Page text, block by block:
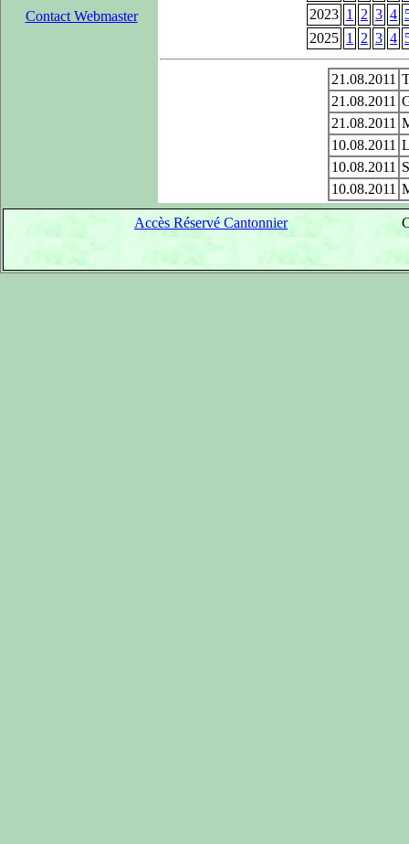
Contact Webmaster
2023 1 2 3 4
2025 1 2 3 4
21.08.2011
21.08.2011
21.08.2011
10.08.2011
10.08.2011
10.08.2011
Accès Réservé Cantonnier